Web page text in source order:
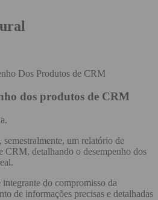
Dos Produtos de CRM
dos produtos de CRM
um relatório de
CRM, detalhando o desempenho dos
do compromisso da
de informações precisas e detalhadas